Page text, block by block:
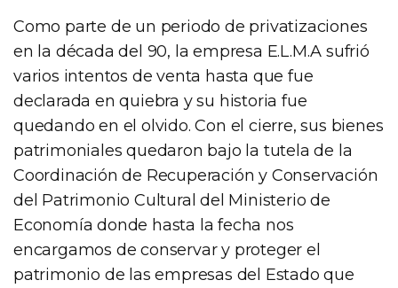
Como parte de un periodo de privatizaciones
en la década del 90, la empresa E.L.M.A sufrió
varios intentos de venta hasta que fue
declarada en quiebra y su historia fue
quedando en el olvido. Con el cierre, sus bienes
patrimoniales quedaron bajo la tutela de la
Coordinación de Recuperación y Conservación
del Patrimonio Cultural del Ministerio de
Economía donde hasta la fecha nos
encargamos de conservar y proteger el
patrimonio de las empresas del Estado que